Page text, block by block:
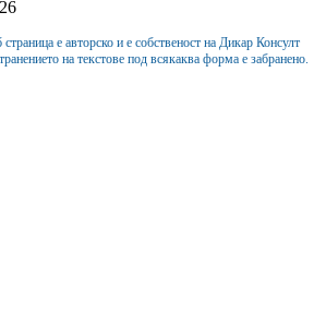
е авторско и е собственост на Дикар Консулт
на текстове под всякаква форма е забранено.